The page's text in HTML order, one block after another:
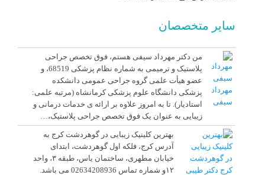
سایر متخصصان
مهرداد
سیفی
من دکتر مهرداد سیفی هستم، فوق تخصص جراحی
پلاستیک و ترمیمی به شماره نظام پزشکی 68519، و
عضو هیأت علمی گروه جراحی عمومی دانشکده
پزشکی دانشگاه علوم پزشکی کرمانشاه (مرتبه علمی:
استادیار). تا به امروز علاوه بر ارائه ی خدمات درمانی و
زیبایی به عنوان یک فوق تخصص جراحی پلاستیک،…
بهترین کلینیک زیبایی در گوهردشت کرج به
آدرس کرج، فلکه اول گوهردشت، ابتدای
خیابان مطهری، ساختمان یاس، طبقه ۳، واحد
۱۲و شماره تماس 02634208936 می باشد.